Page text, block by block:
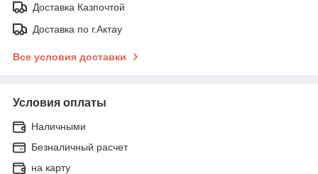
Доставка Казпочтой
Доставка по г.Актау
Все условия доставки
Условия оплаты
Наличными
Безналичный расчет
на карту